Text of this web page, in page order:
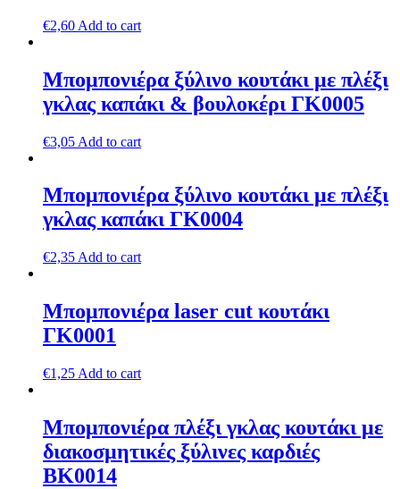
€2,60 Add to cart
Μπομπονιέρα ξύλινο κουτάκι με πλέξι
γκλας καπάκι & βουλοκέρι ΓΚ0005
€3,05 Add to cart
Μπομπονιέρα ξύλινο κουτάκι με πλέξι
γκλας καπάκι ΓΚ0004
€2,35 Add to cart
Μπομπονιέρα laser cut κουτάκι
ΓΚ0001
€1,25 Add to cart
Μπομπονιέρα πλέξι γκλας κουτάκι με
διακοσμητικές ξύλινες καρδιές
ΒΚ0014